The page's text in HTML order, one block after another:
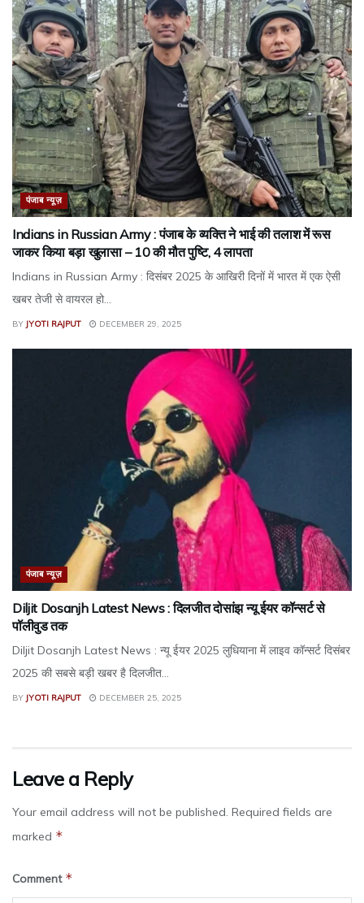
पंजाब न्यूज़
Indians in Russian Army : पंजाब के व्यक्ति ने भाई की तलाश में रूस
जाकर किया बड़ा खुलासा – 10 की मौत पुष्टि, 4 लापता
Indians in Russian Army : दिसंबर 2025 के आखिरी दिनों में भारत में एक ऐसी
खबर तेजी से वायरल हो...
BY JYOTI RAJPUT DECEMBER 29, 2025
पंजाब न्यूज़
Diljit Dosanjh Latest News : दिलजीत दोसांझ न्यू ईयर कॉन्सर्ट से
पॉलीवुड तक
Diljit Dosanjh Latest News : न्यू ईयर 2025 लुधियाना में लाइव कॉन्सर्ट दिसंबर
2025 की सबसे बड़ी खबर है दिलजीत...
BY JYOTI RAJPUT DECEMBER 25, 2025
Leave a Reply
Your email address will not be published. Required fields are
marked *
Comment *